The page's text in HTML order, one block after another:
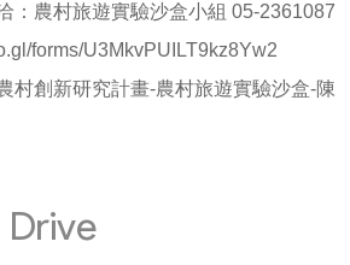
：農村旅遊實驗沙盒小組 05-2361087
forms/U3MkvPUILT9kz8Yw2
村創新研究計畫-農村旅遊實驗沙盒-陳